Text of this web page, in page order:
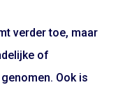
verder toe, maar
of
Ook is